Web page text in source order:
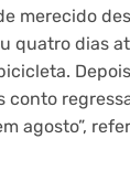
merecido
quatro dias
conto
agosto”,